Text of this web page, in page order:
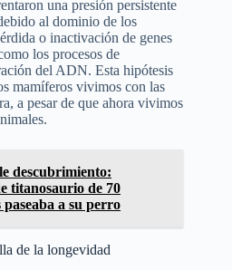
una presión persistente
al dominio de los
o inactivación de genes
los procesos de
del ADN. Esta hipótesis
mamíferos vivimos con las
a pesar de que ahora vivimos
descubrimiento:
titanosaurio de 70
a su perro
de la longevidad